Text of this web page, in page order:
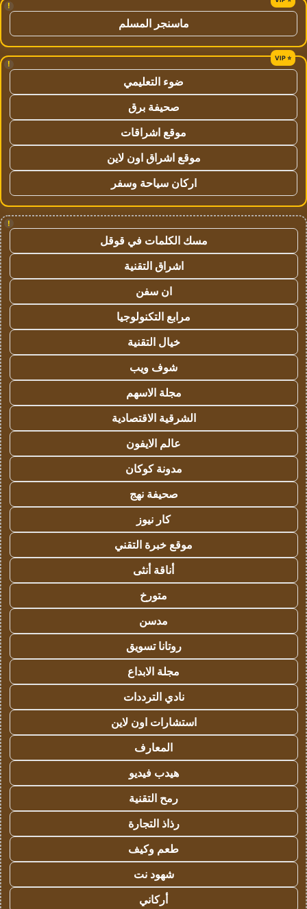
!
ماسنجر المسلم
!
ضوء التعليمي
صحيفة برق
موقع اشراقات
موقع اشراق اون لاين
اركان سياحة وسفر
!
مسك الكلمات في قوقل
اشراق التقنية
ان سفن
مرابع التكنولوجيا
خيال التقنية
شوف ويب
مجلة الاسهم
الشرقية الاقتصادية
عالم الايفون
مدونة كوكان
صحيفة نهج
كار نيوز
موقع خبرة التقني
أناقة أنثى
متورخ
مدسن
روتانا تسويق
مجلة الابداع
نادي الترددات
استشارات اون لاين
المعارف
هيدب فيديو
رمح التقنية
رذاذ التجارة
طعم وكيف
شهود نت
أركاني